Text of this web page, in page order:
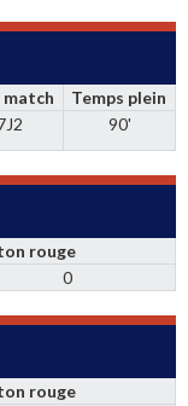
match
Temps plein
90'
rouge
0
rouge